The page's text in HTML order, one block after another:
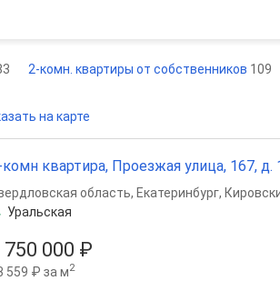
2-комн. квартиры от собственников 109
на карте
квартира, Проезжая улица, 167, д.
750 000 ₽
559 ₽ за м2
область, Екатеринбург,
Уральская